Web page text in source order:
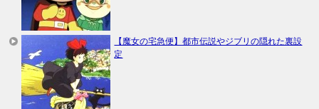
【魔女の宅急便】都市伝説やジブリの隠れた裏設
定